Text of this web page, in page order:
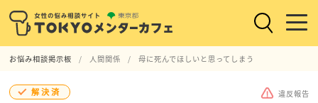
お悩み相談掲示板 人間関係 母に死んでほしいと思ってしまう
解決済 違反報告